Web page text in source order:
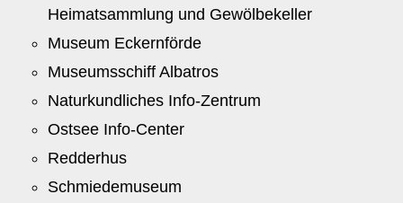
Heimatsammlung und Gewölbekeller
Museum Eckernförde
Museumsschiff Albatros
Naturkundliches Info-Zentrum
Ostsee Info-Center
Redderhus
Schmiedemuseum